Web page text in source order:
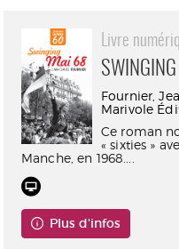
Livre
Fournier,
Marivole
Ce roman
« sixties »
Manche, en 1968....
Plus d'infos